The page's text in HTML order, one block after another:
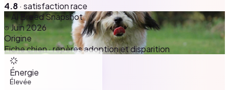
4.8· satisfaction race
AI Breed Snapshot
Juin 2026
Origine
Fiche chien · repères adoption et disparition
Énergie
Élevée